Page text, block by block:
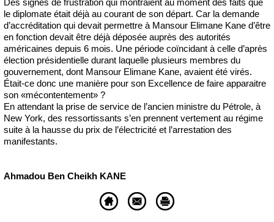
Des signes de frustration qui montraient au moment des faits que
le diplomate était déjà au courant de son départ. Car la demande
d’accréditation qui devait permettre à Mansour Elimane Kane d’être
en fonction devait être déjà déposée auprès des autorités
américaines depuis 6 mois. Une période coïncidant à celle d’après
élection présidentielle durant laquelle plusieurs membres du
gouvernement, dont Mansour Elimane Kane, avaient été virés.
Était-ce donc une manière pour son Excellence de faire apparaitre
son «mécontentement» ?
En attendant la prise de service de l’ancien ministre du Pétrole, à
New York, des ressortissants s’en prennent vertement au régime
suite à la hausse du prix de l’électricité et l’arrestation des
manifestants.
Ahmadou Ben Cheikh KANE